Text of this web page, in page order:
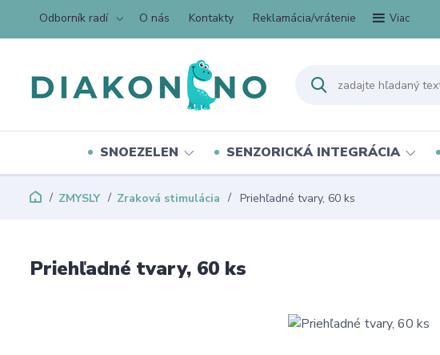
Odborník radí O nás Kontakty Reklamácia/vrátenie Viac
SNOEZELEN SENZORICKÁ INTEGRÁCIA
ZMYSLY Zraková stimulácia Priehľadné tvary, 60 ks
Priehľadné tvary, 60 ks